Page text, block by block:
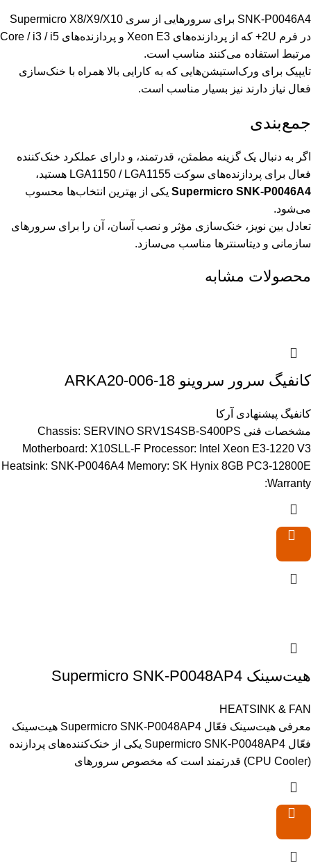
SNK-P0046A4 برای سرورهایی از سری Supermicro X8/X9/X10
در فرم 2U+ که از پردازنده‌های Xeon E3 و پردازنده‌های Core / i3 / i5
مرتبط استفاده می‌کنند مناسب است.
تایپیک برای ورک‌استیشن‌هایی که به کارایی بالا همراه با خنک‌سازی
فعال نیاز دارند نیز بسیار مناسب است.
جمع‌بندی
اگر به دنبال یک گزینه مطمئن، قدرتمند، و دارای عملکرد خنک‌کننده
فعال برای پردازنده‌های سوکت LGA1150 / LGA1155 هستید،
Supermicro SNK-P0046A4 یکی از بهترین انتخاب‌ها محسوب
می‌شود.
تعادل بین نویز، خنک‌سازی مؤثر و نصب آسان، آن را برای سرورهای
سازمانی و دیتاسنترها مناسب می‌سازد.
محصولات مشابه
کانفیگ سرور سروینو ARKA20-006-18
کانفیگ پیشنهادی آرکا
مشخصات فنی Chassis: SERVINO SRV1S4SB-S400PS
Motherboard: X10SLL-F Processor: Intel Xeon E3-1220 V3
Heatsink: SNK-P0046A4 Memory: SK Hynix 8GB PC3-12800E
Warranty:
هیت‌سینک Supermicro SNK-P0048AP4
HEATSINK & FAN
معرفی هیت‌سینک فعّال Supermicro SNK-P0048AP4 هیت‌سینک
فعّال Supermicro SNK-P0048AP4 یکی از خنک‌کننده‌های پردازنده
(CPU Cooler) قدرتمند است که مخصوص سرورهای